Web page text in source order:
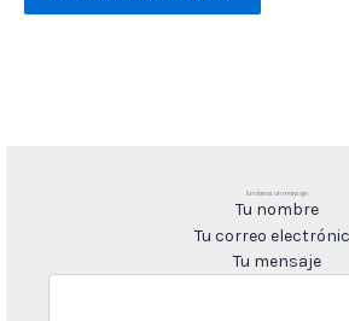
Envíanos un mensaje
Tu nombre
Tu correo
Tu mensaje